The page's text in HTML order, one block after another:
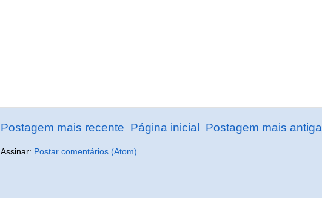
Postagem mais recente Postagem mais antiga
Página inicial
Assinar: Postar comentários (Atom)